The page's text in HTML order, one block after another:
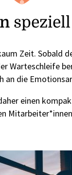
Zeit. Sobald
Warteschleife
an die
einen